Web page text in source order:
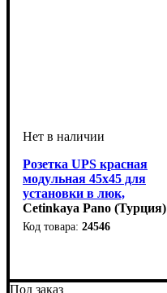
Розетка UPS красная
модульная 45х45 для
установки в люк,
кабель-канал,
настенный бокс
Cetinkaya Pano (Турция)
24546
Под заказ